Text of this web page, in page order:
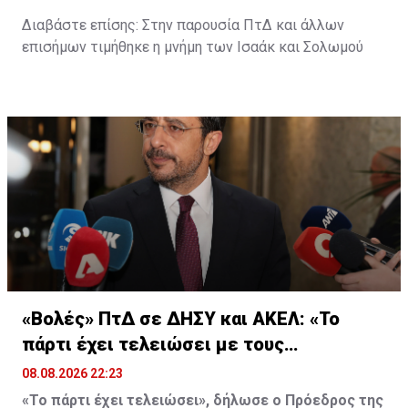
Διαβάστε επίσης: Στην παρουσία ΠτΔ και άλλων
επισήμων τιμήθηκε η μνήμη των Ισαάκ και Σολωμού
«Βολές» ΠτΔ σε ΔΗΣΥ και ΑΚΕΛ: «Το
πάρτι έχει τελειώσει με τους
διορισμούς»
08.08.2026 22:23
«Το πάρτι έχει τελειώσει», δήλωσε ο Πρόεδρος της